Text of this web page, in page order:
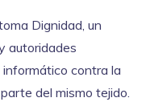
Dignidad, un
autoridades
informático contra la
del mismo tejido.